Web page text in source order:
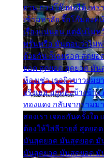
ยวน กวนโอ๊ยพอได้ เพร
เข้ามหาลัย จิ๊กโก๊มองห
เรื่องแน่นอน แต่ฉันไม่ห
พรั่นพรือ มันตอบว่าไม่พ
ด้วยกัน ก็เลยรอด สุดย
ยอด สุดยอด สุดยอด มั
ห้องเช่า เธอผิวขาวผม
จริงเธอ อยู่ห้องข้างข้าง
ทองแดง กลับจากรามม
สองเรา เจอะกันครั้งใด
ต้องให้ใส่ลีวายส์ สุดยอ
มันสุดยอด มันสุดยอด
มันสุดยอด มันสุดยอด มั